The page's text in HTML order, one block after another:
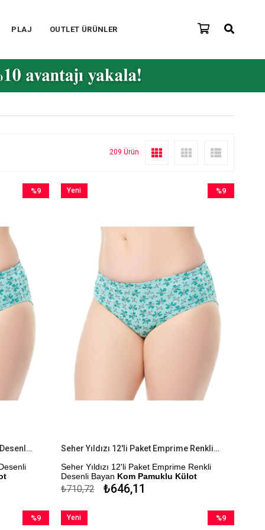
PLAJ OUTLET ÜRÜNLER
209 Ürün
Seher Yıldızı 6'lı Paket Emprime Desenli Renkli Bayan Kom Pamuklu Külot
Olarak
%9
Seher Yıldızı 12'li Paket Emprime Renkli Desenli Bayan Kom Pamuklu Külot
Seher Yıldızı 12'li Paket Emprime Renkli
Desenli Bayan Kom Pamuklu Külot
%100 Pamuk
Ürün Aynı Desen Farklı Renklerden
Oluşmaktadır. Gönderim Karışık Renkli Olarak
₺646,11
₺710,72
%9
Yeni
%9
%9
Yeni